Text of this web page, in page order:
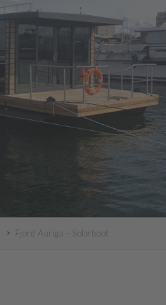
Fjord Auriga - Solarboot